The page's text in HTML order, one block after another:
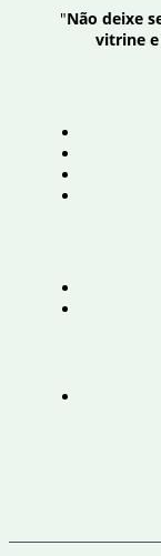
legislação
"Não deixe
vitrine